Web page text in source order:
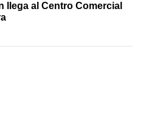
llega al Centro Comercial